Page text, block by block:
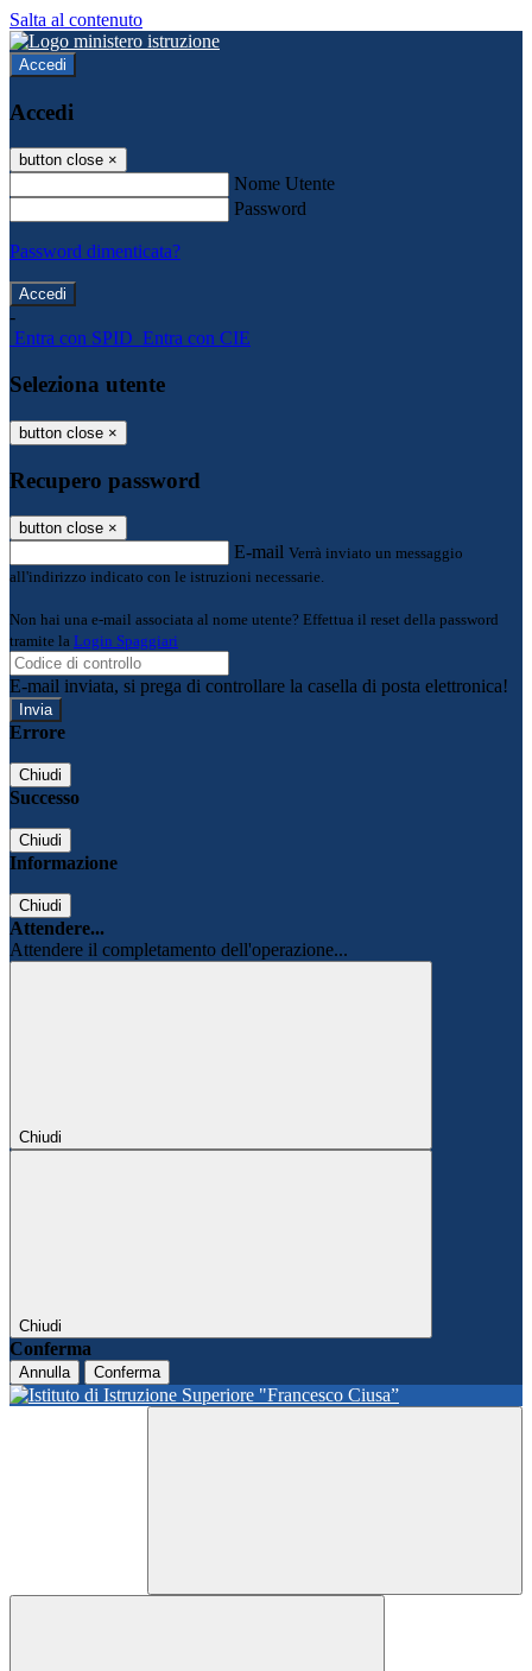
Salta al contenuto
Accedi
Accedi
button close ×
Nome Utente
Password
Password dimenticata?
-
Entra con SPID Entra con CIE
Seleziona utente
button close ×
Recupero password
button close ×
E-mail Verrà inviato un messaggio
all'indirizzo indicato con le istruzioni necessarie.
Non hai una e-mail associata al nome utente? Effettua il reset della password
tramite la Login Spaggiari
E-mail inviata, si prega di controllare la casella di posta elettronica!
Errore
Chiudi
Successo
Chiudi
Informazione
Chiudi
Attendere...
Attendere il completamento dell'operazione...
Chiudi
Chiudi
Conferma
Annulla Conferma